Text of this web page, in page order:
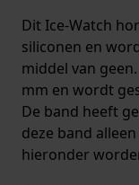
Dit Ice-Watch
siliconen en
middel van
mm en wordt
De band heeft
deze band
hieronder